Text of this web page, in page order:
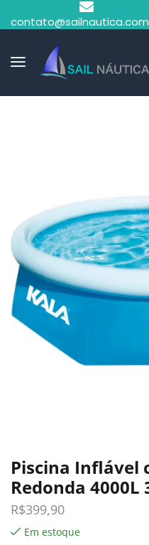
Piscina Inflável
Redonda 4000L
R$399,90
Em estoque